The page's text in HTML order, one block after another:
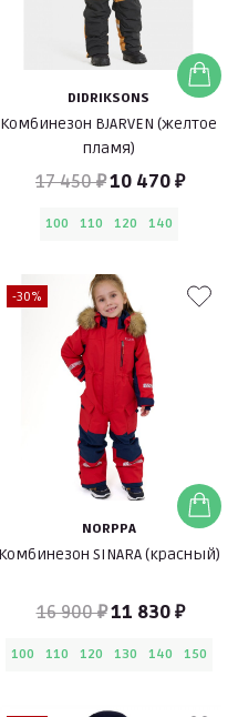
DIDRIKSONS
Комбинезон BJARVEN (желтое
пламя)
17 450 ₽10 470 ₽
100 110 120 140
-30%
NORPPA
Комбинезон SINARA (красный)
16 900 ₽11 830 ₽
100 110 120 130 140 150